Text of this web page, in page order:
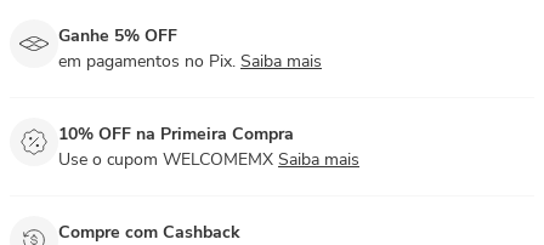
Ganhe 5% OFF
em pagamentos no Pix. Saiba mais
10% OFF na Primeira Compra
Use o cupom WELCOMEMX Saiba mais
Compre com Cashback